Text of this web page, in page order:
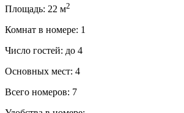
Площадь: 22 м2
Комнат в номере: 1
Число гостей: до 4
Основных мест: 4
Всего номеров: 7